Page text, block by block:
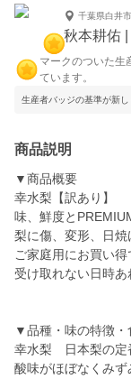
千葉県白井市
秋本耕佑
マークのついた生
ています。
生産者バッジの基準が新し
商品説明
▼商品概要
幸水梨【訳あり】
味、鮮度と
梨に傷、変形、日焼
ご家庭用にお買い得
受け取れない日時
▼品種・味の特徴・
幸水梨 日本梨の定
酸味がほぼなくみ